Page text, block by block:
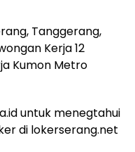
Tanggerang,
Kerja 12
Kumon Metro
untuk menegtahui
di lokerserang.net